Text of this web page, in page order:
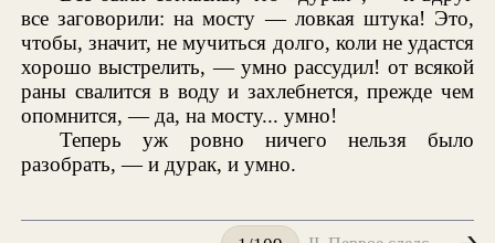
все заговорили: на мосту — ловкая штука! Это,
чтобы, значит, не мучиться долго, коли не удастся
хорошо выстрелить, — умно рассудил! от всякой
раны свалится в воду и захлебнется, прежде чем
опомнится, — да, на мосту... умно!
Теперь уж ровно ничего нельзя было
разобрать, — и дурак, и умно.